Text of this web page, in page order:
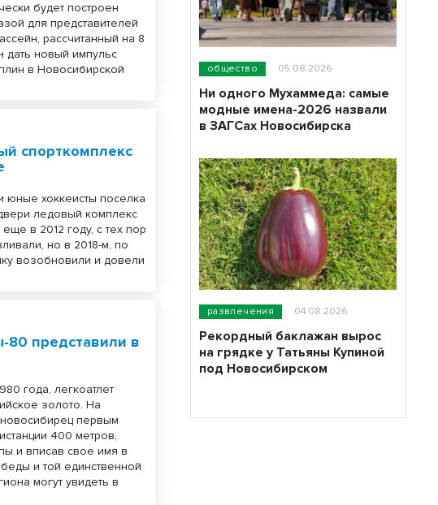
будет построен
для представителей
рассчитанный на 8
новый импульс
в Новосибирской
спорткомплекс
юные хоккеисты поселка
ледовый комплекс
в 2012 году, с тех пор
но в 2018-м, по
возобновили и довели
представили в
года, легкоатлет
золото. На
первым
400 метров,
и вписав свое имя в
и той единственной
могут увидеть в
общество 05.08.2026
Ни одного Мухаммеда: самые
модные имена-2026 назвали
в ЗАГСах Новосибирска
развлечения 04.08.2026
Рекордный баклажан вырос
на грядке у Татьяны Купиной
под Новосибирском